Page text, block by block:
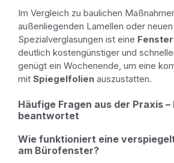
Im Vergleich zu baulichen
außenliegenden Lamellen oder neuen
Spezialverglasungen ist eine
deutlich kostengünstiger und
genügt ein Wochenende, um eine
mit Spiegelfolien auszustatten.
Häufige Fragen aus der Praxis –
beantwortet
Wie funktioniert eine
am Bürofenster?